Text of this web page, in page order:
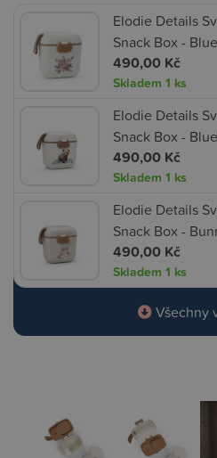
Elodie Details
Snack Box -
490,00 Kč
Skladem 1 ks
Elodie Details
Snack Box -
490,00 Kč
Skladem 1 ks
Elodie Details
Snack Box -
490,00 Kč
Skladem 1 ks
Všechny